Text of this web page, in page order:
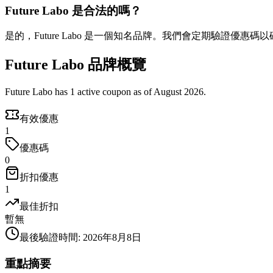
Future Labo 是合法的嗎？
是的，Future Labo 是一個知名品牌。我們會定期驗證優惠碼以
Future Labo 品牌概覽
Future Labo has 1 active coupon as of August 2026.
有效優惠
1
優惠碼
0
折扣優惠
1
最佳折扣
暫無
最後驗證時間: 2026年8月8日
重點摘要